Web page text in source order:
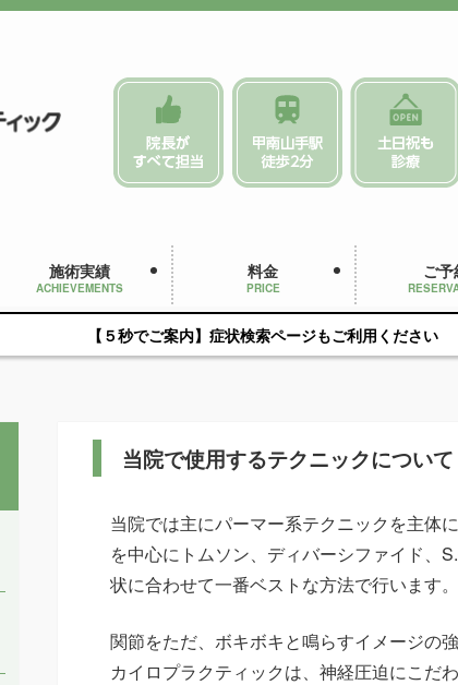
施術実績
ACHIEVEMENTS
料金
PRICE
ご予
【５秒でご案内】症状検索ページもご利用ください
当院で使用するテクニックについて
当院では主にパーマー系テクニックを主体
を中心にトムソン、ディバーシファイド、
状に合わせて一番ベストな方法で行います。
関節をただ、ボキボキと鳴らすイメージの
カイロプラクティックは、神経圧迫にこだ